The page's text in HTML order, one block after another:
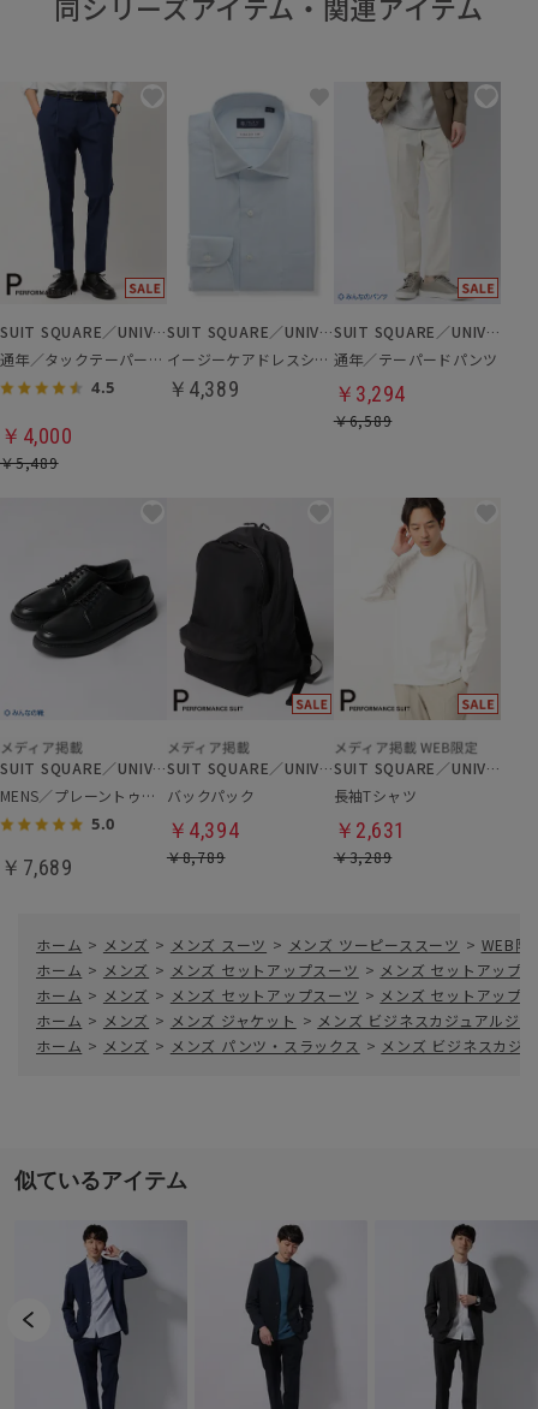
SUIT SQUARE／UNIVERSAL LANGUAGE
通年／タックテーパードパンツ
4.5
￥4,000
￥5,489
SUIT SQUARE／UNIVERSAL LANGUAGE
イージーケアドレスシャツ
￥4,389
SUIT SQUARE／UNIVERSAL LANGUAGE
通年／テーパードパンツ
￥3,294
￥6,589
SUIT SQUARE／UNIVERSAL LANGUAGE
MENS／プレーントゥシューズ
5.0
￥7,689
SUIT SQUARE／UNIVERSAL LANGUAGE
バックパック
￥4,394
￥8,789
SUIT SQUARE／UNIVERSAL LANGUAGE
長袖Tシャツ
￥2,631
￥3,289
ホーム > メンズ > メンズ スーツ > メンズ ツーピーススーツ > WEB限
ホーム > メンズ > メンズ セットアップスーツ > メンズ セットアップ
ホーム > メンズ > メンズ セットアップスーツ > メンズ セットアップ
ホーム > メンズ > メンズ ジャケット > メンズ ビジネスカジュアルジ
ホーム > メンズ > メンズ パンツ・スラックス > メンズ ビジネスカジ